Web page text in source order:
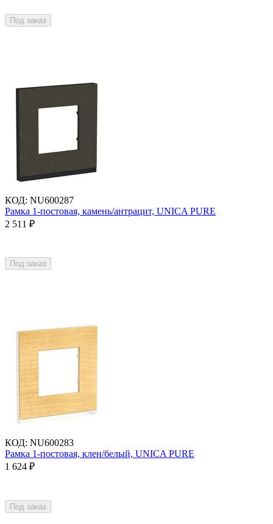
Под заказ
КОД: NU600287
Рамка 1-постовая, камень/антрацит, UNICA PURE
2 511 ₽
Под заказ
КОД: NU600283
Рамка 1-постовая, клен/белый, UNICA PURE
1 624 ₽
Под заказ